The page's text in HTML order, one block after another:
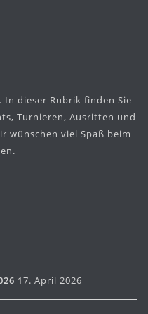
In dieser Rubrik finden Sie
Turnieren, Ausritten und
wünschen viel Spaß beim
17. April 2026